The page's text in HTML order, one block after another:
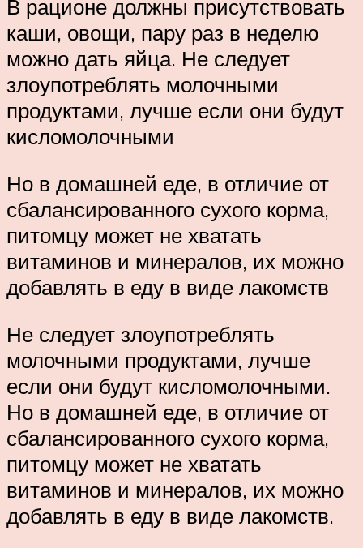
В рационе должны присутствовать
каши, овощи, пару раз в неделю
можно дать яйца. Не следует
злоупотреблять молочными
продуктами, лучше если они будут
кисломолочными
Но в домашней еде, в отличие от
сбалансированного сухого корма,
питомцу может не хватать
витаминов и минералов, их можно
добавлять в еду в виде лакомств
Не следует злоупотреблять
молочными продуктами, лучше
если они будут кисломолочными.
Но в домашней еде, в отличие от
сбалансированного сухого корма,
питомцу может не хватать
витаминов и минералов, их можно
добавлять в еду в виде лакомств.